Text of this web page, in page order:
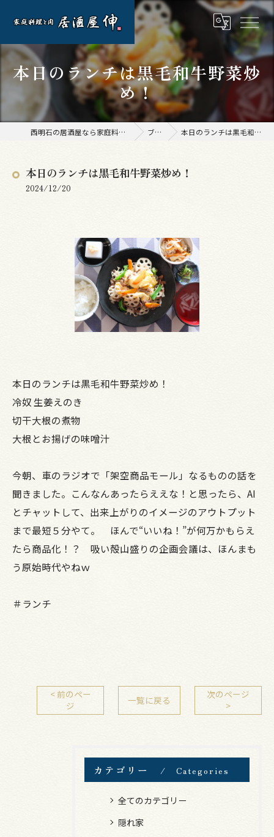
本日のランチは黒毛和牛野菜炒
め！
西明石の居酒屋なら家庭料理と肉 居酒屋 伸 ブログ 本日のランチは黒毛和牛野菜炒め！
本日のランチは黒毛和牛野菜炒め！
2024/12/20
本日のランチは黒毛和牛野菜炒め！
冷奴 生姜えのき
切干大根の煮物
大根とお揚げの味噌汁
今朝、車のラジオで「架空商品モール」なるものの話を
聞きました。こんなんあったらええな！と思ったら、AI
とチャットして、出来上がりのイメージのアウトプット
まで最短５分やて。 ほんで“いいね！”が何万かもらえ
たら商品化！？ 吸い殻山盛りの企画会議は、ほんまも
う原始時代やねｗ
＃ランチ
< 前のペー
ジ
一覧に戻る
次のページ
>
カテゴリー Categories
全てのカテゴリー
隠れ家